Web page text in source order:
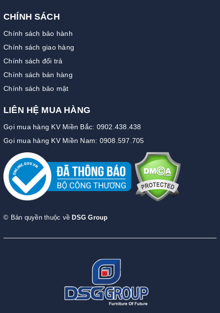
CHÍNH SÁCH
Chính sách bảo hành
Chính sách giao hàng
Chính sách đổi trả
Chính sách bán hàng
Chính sách bảo mật
LIÊN HỆ MUA HÀNG
Gọi mua hàng KV Miền Bắc: 0902.438.438
Gọi mua hàng KV Miền Nam: 0908.597.705
© Bản quyền thuộc về DSG Group